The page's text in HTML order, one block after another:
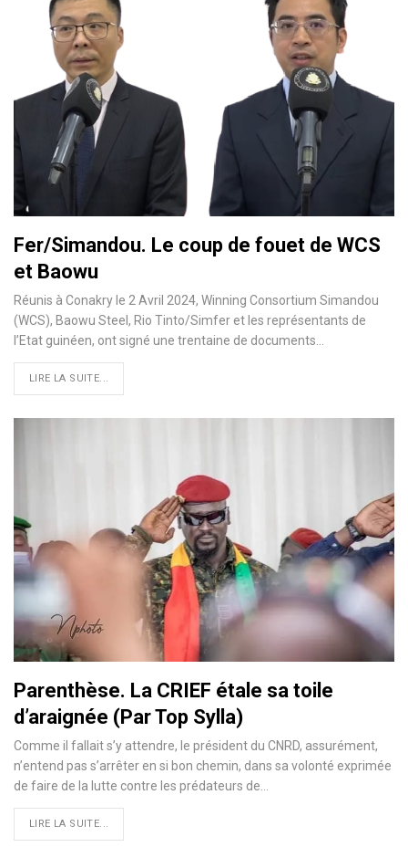
Fer/Simandou. Le coup de fouet de WCS
et Baowu
Réunis à Conakry le 2 Avril 2024, Winning Consortium Simandou
(WCS), Baowu Steel, Rio Tinto/Simfer et les représentants de
l’Etat guinéen, ont signé une trentaine de documents…
LIRE LA SUITE...
Parenthèse. La CRIEF étale sa toile
d’araignée (Par Top Sylla)
Comme il fallait s’y attendre, le président du CNRD, assurément,
n’entend pas s’arrêter en si bon chemin, dans sa volonté exprimée
de faire de la lutte contre les prédateurs de…
LIRE LA SUITE...